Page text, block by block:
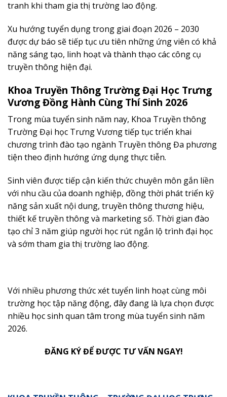
tranh khi tham gia thị trường lao động.
Xu hướng tuyển dụng trong giai đoạn 2026 – 2030
được dự báo sẽ tiếp tục ưu tiên những ứng viên có khả
năng sáng tạo, linh hoạt và thành thạo các công cụ
truyền thông hiện đại.
Khoa Truyền Thông Trường Đại Học Trưng
Vương Đồng Hành Cùng Thí Sinh 2026
Trong mùa tuyển sinh năm nay, Khoa Truyền thông
Trường Đại học Trưng Vương tiếp tục triển khai
chương trình đào tạo ngành Truyền thông Đa phương
tiện theo định hướng ứng dụng thực tiễn.
Sinh viên được tiếp cận kiến thức chuyên môn gắn liền
với nhu cầu của doanh nghiệp, đồng thời phát triển kỹ
năng sản xuất nội dung, truyền thông thương hiệu,
thiết kế truyền thông và marketing số. Thời gian đào
tạo chỉ 3 năm giúp người học rút ngắn lộ trình đại học
và sớm tham gia thị trường lao động.
Với nhiều phương thức xét tuyển linh hoạt cùng môi
trường học tập năng động, đây đang là lựa chọn được
nhiều học sinh quan tâm trong mùa tuyển sinh năm
2026.
ĐĂNG KÝ ĐỂ ĐƯỢC TƯ VẤN NGAY!